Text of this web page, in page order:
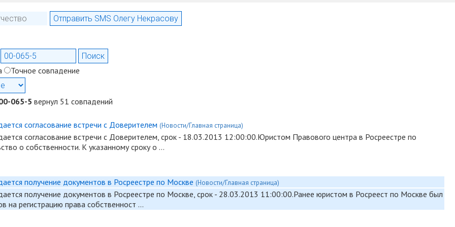
Точное совпадение
065-5 вернул 51 совпадений
согласование встречи с Доверителем (Новости/Главная страница)
согласование встречи с Доверителем, срок - 18.03.2013 12:00:00.Юристом Правового центра в Росреестре по
о собственности. К указанному сроку о …
получение документов в Росреестре по Москве (Новости/Главная страница)
получение документов в Росреестре по Москве, срок - 28.03.2013 11:00:00.Ранее юристом в Росреест по Москве был
на регистрацию права собственност …